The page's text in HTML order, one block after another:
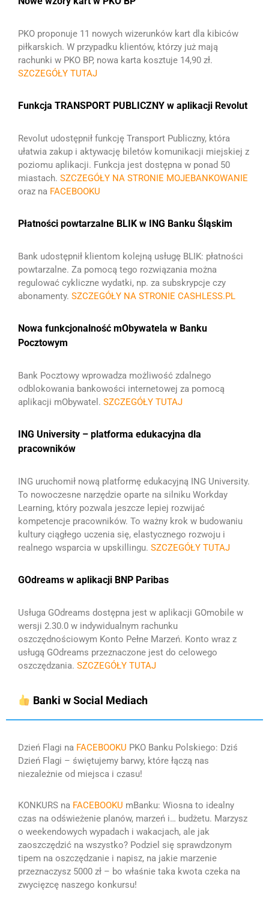
PKO proponuje 11 nowych wizerunków kart dla kibiców
piłkarskich. W przypadku klientów, którzy już mają
rachunki w PKO BP, nowa karta kosztuje 14,90 zł.
SZCZEGÓŁY TUTAJ
Funkcja TRANSPORT PUBLICZNY w aplikacji Revolut
Revolut udostępnił funkcję Transport Publiczny, która
ułatwia zakup i aktywację biletów komunikacji miejskiej z
poziomu aplikacji. Funkcja jest dostępna w ponad 50
miastach. SZCZEGÓŁY NA STRONIE MOJEBANKOWANIE
oraz na FACEBOOKU
Płatności powtarzalne BLIK w ING Banku Śląskim
Bank udostępnił klientom kolejną usługę BLIK: płatności
powtarzalne. Za pomocą tego rozwiązania można
regulować cykliczne wydatki, np. za subskrypcje czy
abonamenty. SZCZEGÓŁY NA STRONIE CASHLESS.PL
Nowa funkcjonalność mObywatela w Banku
Pocztowym
Bank Pocztowy wprowadza możliwość zdalnego
odblokowania bankowości internetowej za pomocą
aplikacji mObywatel. SZCZEGÓŁY TUTAJ
ING University – platforma edukacyjna dla
pracowników
ING uruchomił nową platformę edukacyjną ING University.
To nowoczesne narzędzie oparte na silniku Workday
Learning, który pozwala jeszcze lepiej rozwijać
kompetencje pracowników. To ważny krok w budowaniu
kultury ciągłego uczenia się, elastycznego rozwoju i
realnego wsparcia w upskillingu. SZCZEGÓŁY TUTAJ
GOdreams w aplikacji BNP Paribas
Usługa GOdreams dostępna jest w aplikacji GOmobile w
wersji 2.30.0 w indywidualnym rachunku
oszczędnościowym Konto Pełne Marzeń. Konto wraz z
usługą GOdreams przeznaczone jest do celowego
oszczędzania. SZCZEGÓŁY TUTAJ
Banki w Social Mediach
Dzień Flagi na FACEBOOKU PKO Banku Polskiego: Dziś
Dzień Flagi – świętujemy barwy, które łączą nas
niezależnie od miejsca i czasu!
KONKURS na FACEBOOKU mBanku: Wiosna to idealny
czas na odświeżenie planów, marzeń i… budżetu. Marzysz
o weekendowych wypadach i wakacjach, ale jak
zaoszczędzić na wszystko? Podziel się sprawdzonym
tipem na oszczędzanie i napisz, na jakie marzenie
przeznaczysz 5000 zł – bo właśnie taka kwota czeka na
zwycięzcę naszego konkursu!